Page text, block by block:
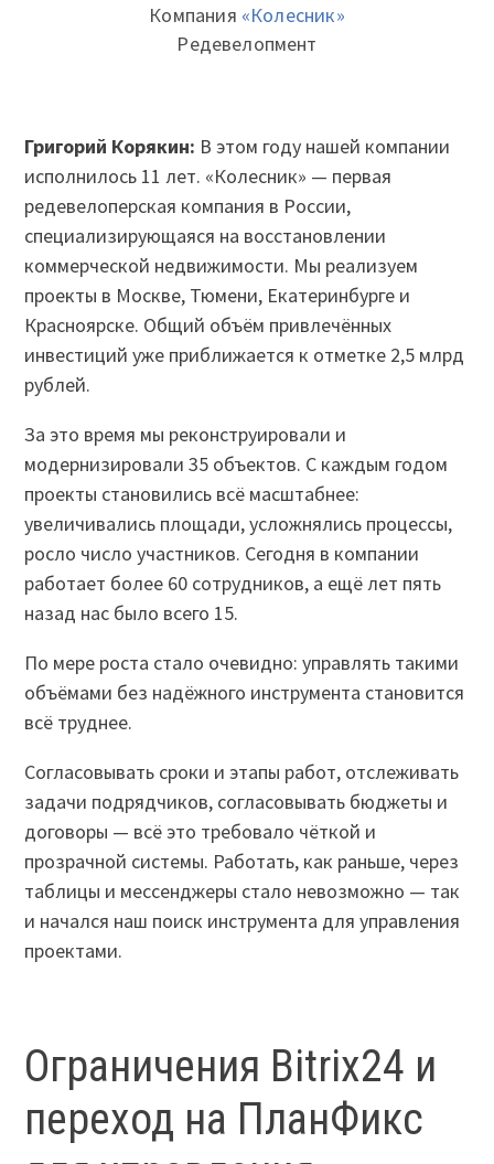
Компания «Колесник»
Редевелопмент
Григорий Корякин: В этом году нашей компании
исполнилось 11 лет. «Колесник» — первая
редевелоперская компания в России,
специализирующаяся на восстановлении
коммерческой недвижимости. Мы реализуем
проекты в Москве, Тюмени, Екатеринбурге и
Красноярске. Общий объём привлечённых
инвестиций уже приближается к отметке 2,5 млрд
рублей.
За это время мы реконструировали и
модернизировали 35 объектов. С каждым годом
проекты становились всё масштабнее:
увеличивались площади, усложнялись процессы,
росло число участников. Сегодня в компании
работает более 60 сотрудников, а ещё лет пять
назад нас было всего 15.
По мере роста стало очевидно: управлять такими
объёмами без надёжного инструмента становится
всё труднее.
Согласовывать сроки и этапы работ, отслеживать
задачи подрядчиков, согласовывать бюджеты и
договоры — всё это требовало чёткой и
прозрачной системы. Работать, как раньше, через
таблицы и мессенджеры стало невозможно — так
и начался наш поиск инструмента для управления
проектами.
Ограничения Bitrix24 и
переход на ПланФикс